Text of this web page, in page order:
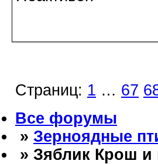
Страниц: 1 … 67
Все форумы
» Зерноядные
» Зяблик Крош и